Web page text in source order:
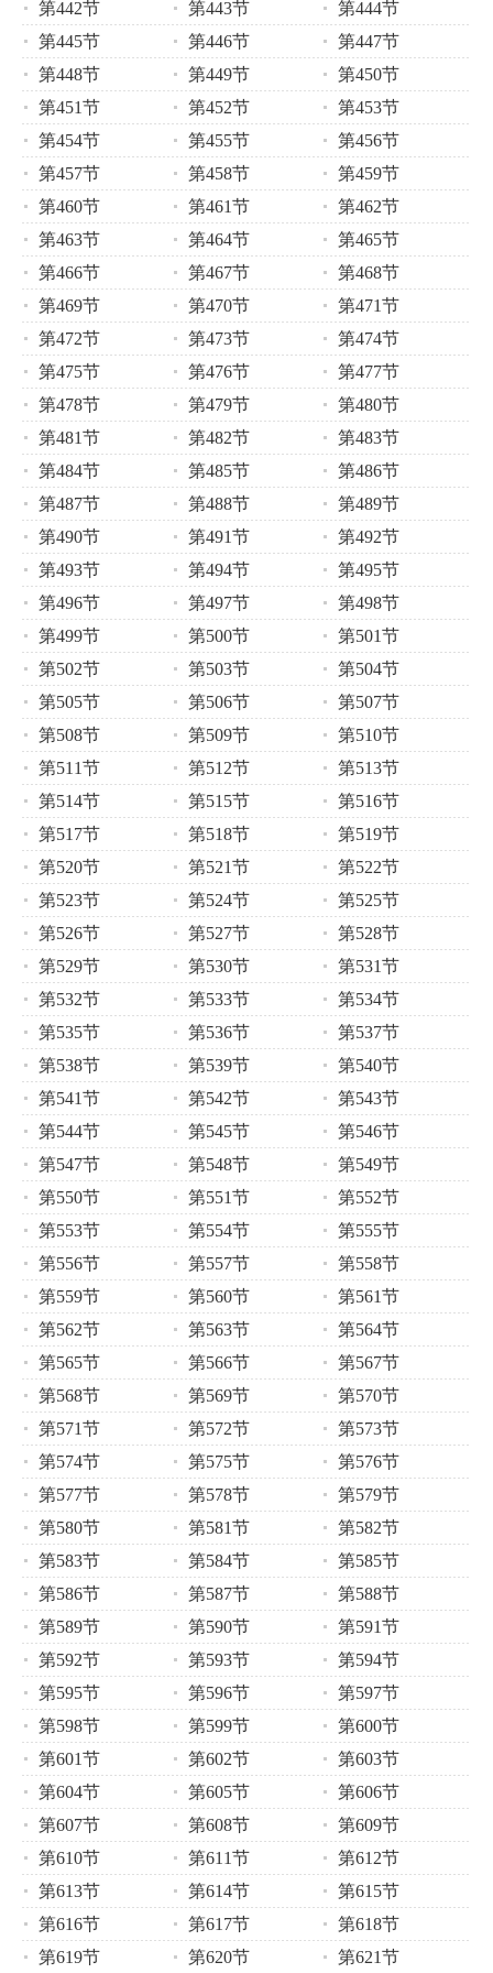
第442节 第443节
第444节
第445节
第446节
第447节
第448节
第449节
第450节
第451节
第452节
第453节
第454节
第455节
第456节
第457节
第458节
第459节
第460节
第461节
第462节
第463节
第464节
第465节
第466节
第467节
第468节
第469节
第470节
第471节
第472节
第473节
第474节
第475节
第476节
第477节
第478节
第479节
第480节
第481节
第482节
第483节
第484节
第485节
第486节
第487节
第488节
第489节
第490节
第491节
第492节
第493节
第494节
第495节
第496节
第497节
第498节
第499节
第500节
第501节
第502节
第503节
第504节
第505节
第506节
第507节
第508节
第509节
第510节
第511节
第512节
第513节
第514节
第515节
第516节
第517节
第518节
第519节
第520节
第521节
第522节
第523节
第524节
第525节
第526节
第527节
第528节
第529节
第530节
第531节
第532节
第533节
第534节
第535节
第536节
第537节
第538节
第539节
第540节
第541节
第542节
第543节
第544节
第545节
第546节
第547节
第548节
第549节
第550节
第551节
第552节
第553节
第554节
第555节
第556节
第557节
第558节
第559节
第560节
第561节
第562节
第563节
第564节
第565节
第566节
第567节
第568节
第569节
第570节
第571节
第572节
第573节
第574节
第575节
第576节
第577节
第578节
第579节
第580节
第581节
第582节
第583节
第584节
第585节
第586节
第587节
第588节
第589节
第590节
第591节
第592节
第593节
第594节
第595节
第596节
第597节
第598节
第599节
第600节
第601节
第602节
第603节
第604节
第605节
第606节
第607节
第608节
第609节
第610节
第611节
第612节
第613节
第614节
第615节
第616节
第617节
第618节
第619节
第620节 第621节